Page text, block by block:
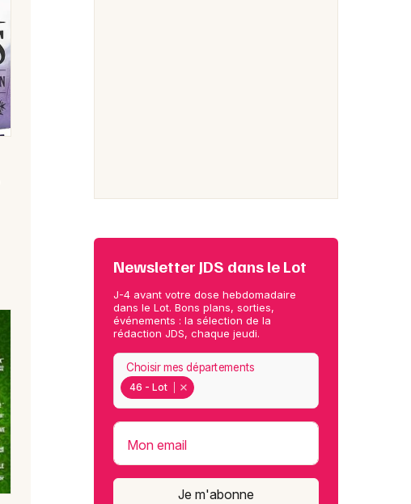
Newsletter JDS dans le Lot
J-4 avant votre dose hebdomadaire
dans le Lot. Bons plans, sorties,
événements : la sélection de la
rédaction JDS, chaque jeudi.
46 - Lot
Choisir mes départements
Mon email
Je m'abonne